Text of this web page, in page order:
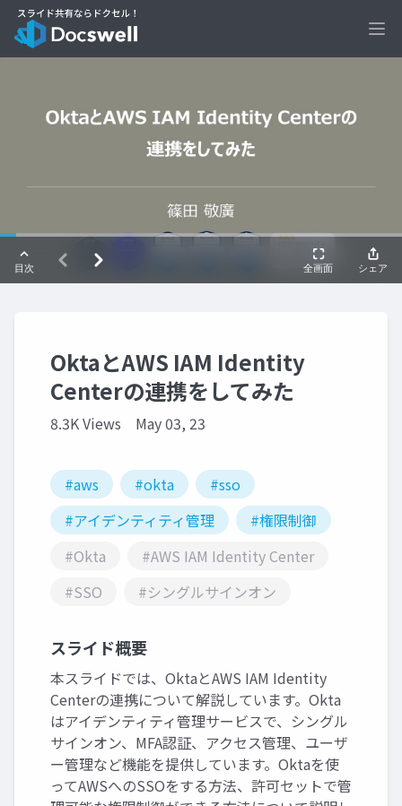
OktaとAWS IAM Identity
Centerの連携をしてみた
8.3K Views May 03, 23
#aws #okta
#sso
#アイデンティティ管理
#権限制御
#Okta
#AWS IAM Identity Center
#SSO
#シングルサインオン
スライド概要
本スライドでは、OktaとAWS IAM Identity
Centerの連携について解説しています。Okta
はアイデンティティ管理サービスで、シングル
サインオン、MFA認証、アクセス管理、ユーザ
ー管理など機能を提供しています。Oktaを使
ってAWSへのSSOをする方法、許可セットで管